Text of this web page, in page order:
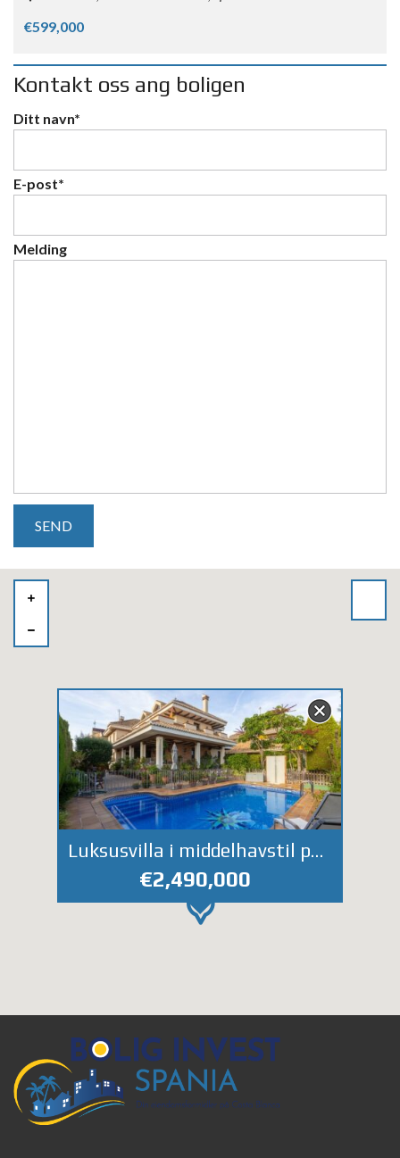
€599,000
Kontakt oss ang boligen
Ditt navn*
E-post*
Melding
Luksusvilla i middelhavstil på La Veleta, Torrevieja. Privat basseng, havutsikt og kun 150 meter fra sjøen.
€2,490,000